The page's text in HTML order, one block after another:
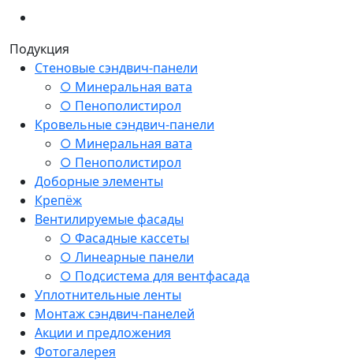
Подукция
Стеновые сэндвич-панели
○ Минеральная вата
○ Пенополистирол
Кровельные сэндвич-панели
○ Минеральная вата
○ Пенополистирол
Доборные элементы
Крепёж
Вентилируемые фасады
○ Фасадные кассеты
○ Линеарные панели
○ Подсистема для вентфасада
Уплотнительные ленты
Монтаж сэндвич-панелей
Акции и предложения
Фотогалерея